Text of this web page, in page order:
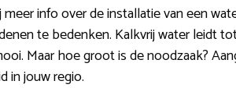
info over de installatie van een
te bedenken. Kalkvrij water leidt
Maar hoe groot is de noodzaak?
in jouw regio.